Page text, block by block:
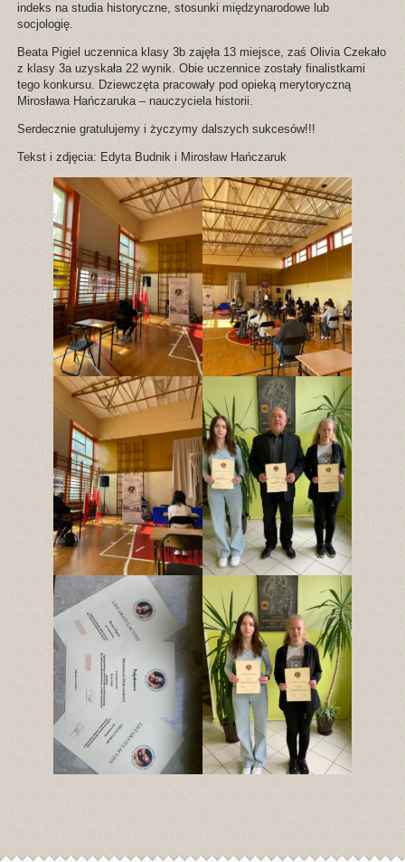
indeks na studia historyczne, stosunki międzynarodowe lub
socjologię.
Beata Pigiel uczennica klasy 3b zajęła 13 miejsce, zaś Olivia Czekało
z klasy 3a uzyskała 22 wynik. Obie uczennice zostały finalistkami
tego konkursu. Dziewczęta pracowały pod opieką merytoryczną
Mirosława Hańczaruka – nauczyciela historii.
Serdecznie gratulujemy i życzymy dalszych sukcesów!!!
Tekst i zdjęcia: Edyta Budnik i Mirosław Hańczaruk